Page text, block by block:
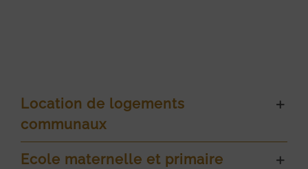
Location de logements
communaux
Ecole maternelle et primaire